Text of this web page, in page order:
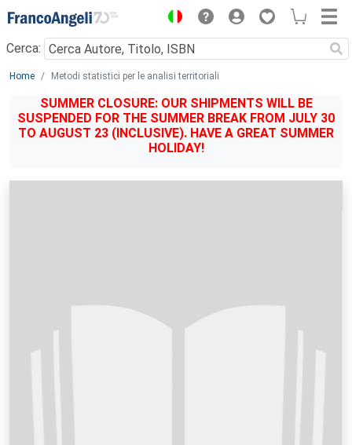
Menu
Cerca:
Main content
Home Metodi statistici per le analisi territoriali
SUMMER CLOSURE: OUR SHIPMENTS WILL BE
SUSPENDED FOR THE SUMMER BREAK FROM JULY 30
TO AUGUST 23 (INCLUSIVE). HAVE A GREAT SUMMER
HOLIDAY!